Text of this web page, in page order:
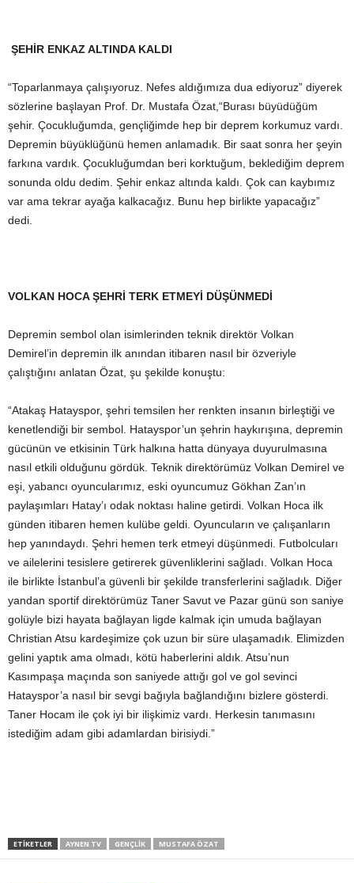
ŞEHİR ENKAZ ALTINDA KALDI
“Toparlanmaya çalışıyoruz. Nefes aldığımıza dua ediyoruz” diyerek
sözlerine başlayan Prof. Dr. Mustafa Özat,“Burası büyüdüğüm
şehir. Çocukluğumda, gençliğimde hep bir deprem korkumuz vardı.
Depremin büyüklüğünü hemen anlamadık. Bir saat sonra her şeyin
farkına vardık. Çocukluğumdan beri korktuğum, beklediğim deprem
sonunda oldu dedim. Şehir enkaz altında kaldı. Çok can kaybımız
var ama tekrar ayağa kalkacağız. Bunu hep birlikte yapacağız”
dedi.
VOLKAN HOCA ŞEHRİ TERK ETMEYİ DÜŞÜNMEDİ
Depremin sembol olan isimlerinden teknik direktör Volkan
Demirel’in depremin ilk anından itibaren nasıl bir özveriyle
çalıştığını anlatan Özat, şu şekilde konuştu:
“Atakaş Hatayspor, şehri temsilen her renkten insanın birleştiği ve
kenetlendiği bir sembol. Hatayspor’un şehrin haykırışına, depremin
gücünün ve etkisinin Türk halkına hatta dünyaya duyurulmasına
nasıl etkili olduğunu gördük. Teknik direktörümüz Volkan Demirel ve
eşi, yabancı oyuncularımız, eski oyuncumuz Gökhan Zan’ın
paylaşımları Hatay’ı odak noktası haline getirdi. Volkan Hoca ilk
günden itibaren hemen kulübe geldi. Oyuncuların ve çalışanların
hep yanındaydı. Şehri hemen terk etmeyi düşünmedi. Futbolcuları
ve ailelerini tesislere getirerek güvenliklerini sağladı. Volkan Hoca
ile birlikte İstanbul’a güvenli bir şekilde transferlerini sağladık. Diğer
yandan sportif direktörümüz Taner Savut ve Pazar günü son saniye
golüyle bizi hayata bağlayan ligde kalmak için umuda bağlayan
Christian Atsu kardeşimize çok uzun bir süre ulaşamadık. Elimizden
gelini yaptık ama olmadı, kötü haberlerini aldık. Atsu’nun
Kasımpaşa maçında son saniyede attığı gol ve gol sevinci
Hatayspor’a nasıl bir sevgi bağıyla bağlandığını bizlere gösterdi.
Taner Hocam ile çok iyi bir ilişkimiz vardı. Herkesin tanımasını
istediğim adam gibi adamlardan birisiydi.”
ETIKETLER AYNEN TV GENÇLIK MUSTAFA ÖZAT